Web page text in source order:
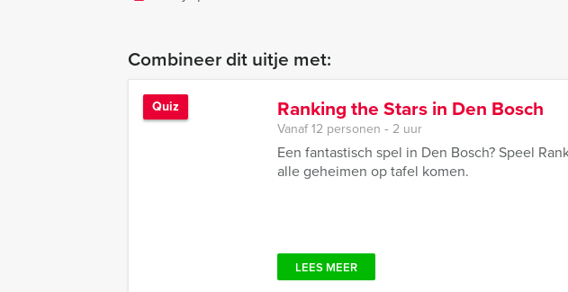
Combineer dit uitje met:
Ranking the Stars in Den Bosch
Quiz
Vanaf 12 personen ‐ 2 uur
Een fantastisch spel in Den Bosch? Speel
alle geheimen op tafel komen.
LEES MEER